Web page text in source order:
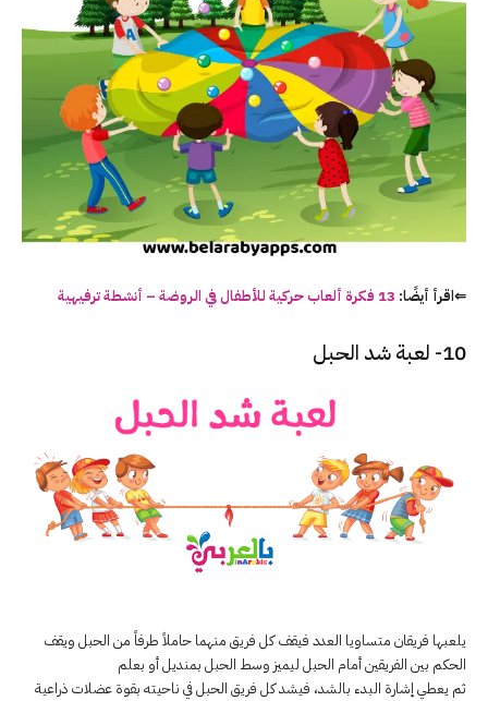
⇐اقرأ أيضًا: 13 فكرة ألعاب حركية للأطفال في الروضة – أنشطة ترفيهية
10- لعبة شد الحبل
يلعبها فريقان متساويا العدد فيقف كل فريق منهما حاملاً طرفاً من الحبل ويقف
الحكم بين الفريقين أمام الحبل ليميز وسط الحبل بمنديل أو بعلم
ثم يعطي إشارة البدء بالشد، فيشد كل فريق الحبل في ناحيته بقوة عضلات ذراعية